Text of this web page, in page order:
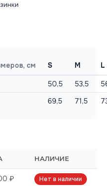
см S M L
50,5 53,5
69,5 71,5
НАЛИЧИЕ
₽ Нет в наличии